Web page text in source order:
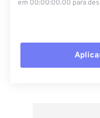
em 00:00:00.00 para